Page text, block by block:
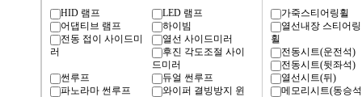
HID 램프
LED 램프
어댑티브 램프
하이빔
전동 접이 사이드미
러
열선 사이드미러
후진 각도조절 사이
드미러
썬루프
듀얼 썬루프
파노라마 썬루프
와이퍼 결빙방지 윈
가죽스티어링휠
열선내장 스티어링
휠
전동시트(운전석)
전동시트(뒷좌석)
열선시트(뒤)
메모리시트(동승